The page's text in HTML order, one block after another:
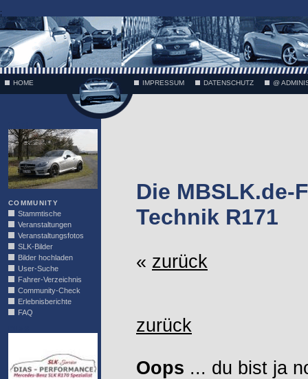
;
HOME IMPRESSUM DATENSCHUTZ @
COMMUNITY
Stammtische
Veranstaltungen
Veranstaltungsfotos
SLK-Bilder
Bilder hochladen
User-Suche
Fahrer-Verzeichnis
Community-Check
Erlebnisberichte
FAQ
Die MBSLK.de-
Technik R171
« zurück
zurück
Oops ... du bist ja